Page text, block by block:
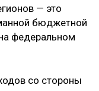
— это
бюджетной
федеральном
со стороны